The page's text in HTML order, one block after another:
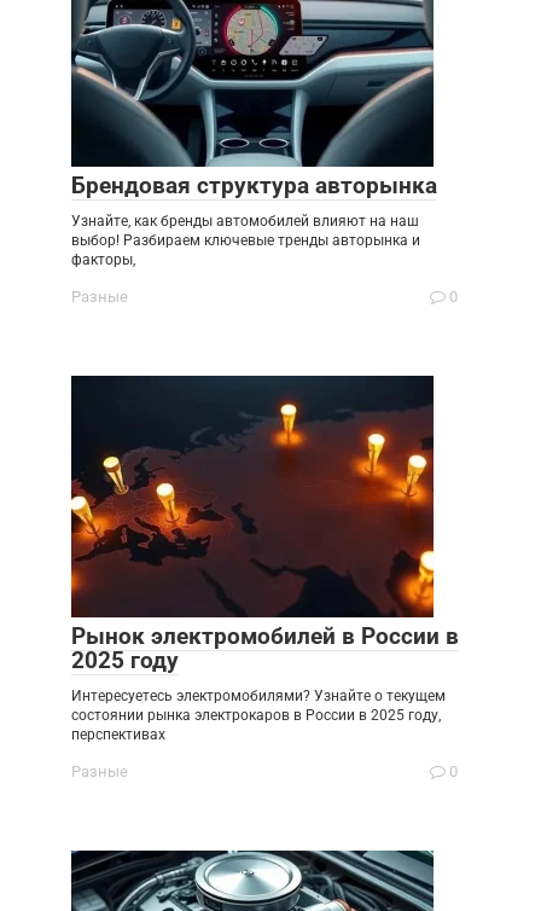
Брендовая структура авторынка
Узнайте, как бренды автомобилей влияют на наш
выбор! Разбираем ключевые тренды авторынка и
факторы,
Разные 0
Рынок электромобилей в России в
2025 году
Интересуетесь электромобилями? Узнайте о текущем
состоянии рынка электрокаров в России в 2025 году,
перспективах
Разные 0